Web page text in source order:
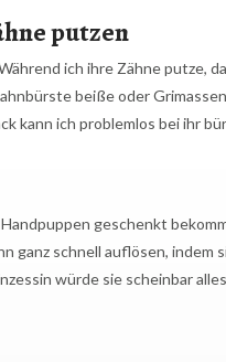
putzen
ich ihre Zähne putze,
beiße oder Grimassen
kann ich problemlos bei ihr
geschenkt
ganz schnell auflösen, indem
würde sie scheinbar